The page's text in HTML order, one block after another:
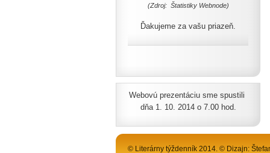
(Zdroj: Štatistiky Webnode)
Ďakujeme za vašu priazeň.
Webovú prezentáciu sme spustili
dňa 1. 10. 2014 o 7.00 hod.
© Literárny týždenník 2014. © Dizajn: